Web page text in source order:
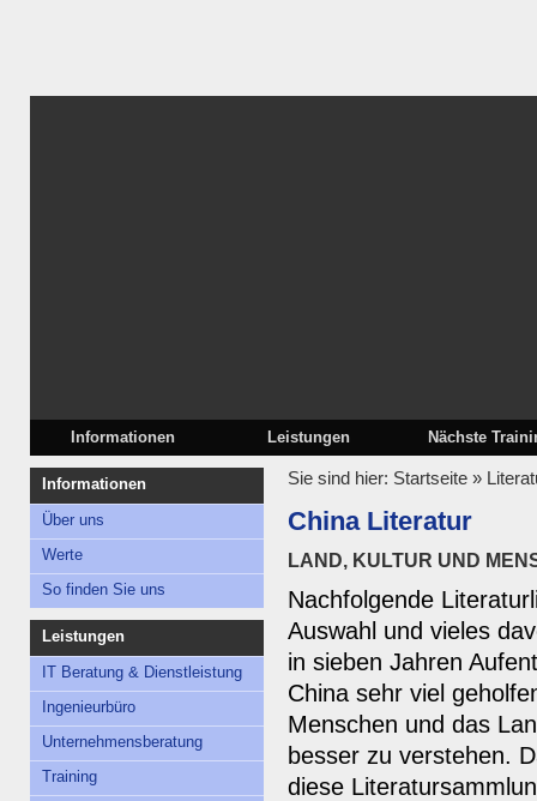
Informationen Leistungen Nächste
Informationen
Über uns
Werte
So finden Sie uns
Leistungen
IT Beratung & Dienstleistung
Ingenieurbüro
Unternehmensberatung
Training
Sie sind hier: Startseite »
China Literatur
LAND, KULTUR UND
Nachfolgende
Auswahl und vieles
in sieben Jahren
China sehr viel
Menschen und das
besser zu verstehen.
diese